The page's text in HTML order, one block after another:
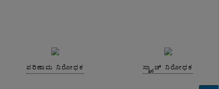
ಪರಿಣಾಮ ನಿರೋಧಕ ಸ್ಕ್ರ್ಯಾಚ್ ನಿರೋಧಕ